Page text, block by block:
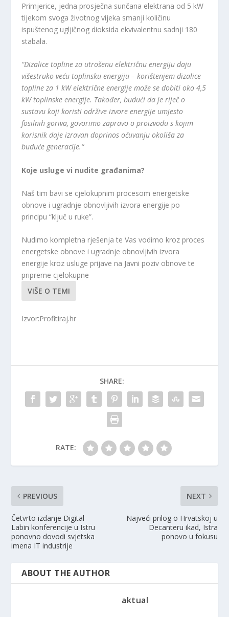
Primjerice, jedna prosječna sunčana elektrana od 5 kW
tijekom svoga životnog vijeka smanji količinu
ispuštenog ugljičnog dioksida ekvivalentnu sadnji 180
stabala.
“Dizalice topline za utrošenu električnu energiju daju
višestruko veću toplinsku energiju – korištenjem dizalice
topline za 1 kW električne energije može se dobiti oko 4,5
kW toplinske energije. Također, budući da je riječ o
sustavu koji koristi održive izvore energije umjesto
fosilnih goriva, govorimo zapravo o proizvodu s kojim
korisnik daje izravan doprinos očuvanju okoliša za
buduće generacije.“
Koje usluge vi nudite građanima?
Naš tim bavi se cjelokupnim procesom energetske
obnove i ugradnje obnovljivih izvora energije po
principu “ključ u ruke”.
Nudimo kompletna rješenja te Vas vodimo kroz proces
energetske obnove i ugradnje obnovljivih izvora
energije kroz usluge prijave na Javni poziv obnove te
pripreme cjelokupne
VIŠE O TEMI
Izvor:Profitiraj.hr
SHARE:
RATE:
PREVIOUS
Četvrto izdanje Digital
Labin konferencije u Istru
ponovno dovodi svjetska
imena IT industrije
NEXT
Najveći prilog o Hrvatskoj u
Decanteru ikad, Istra
ponovo u fokusu
ABOUT THE AUTHOR
aktual